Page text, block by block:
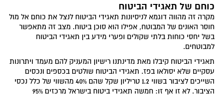
כוחם של תאגידי הביטוח
מקרה זה מהווה דוגמא לניסיונות תאגידי הביטוח לנצל את כוחם אל מול
חוסר האונים של המבוטח, אפילו הוא סוכן ביטוח. מצב זה מתאפשר
בשל יחסי כוחות בלתי שקולים ופערי מידע בין תאגידי הביטוח
למבוטחים.
תאגידי הביטוח קיבלו מאת מדינתנו רישיון המעניק להם מעמד ויתרונות
עסקיים שלא יסולאו בפז. תאגידי הביטוח שולטים בכספים ונכסים
השייכים לציבור בשווי 1.2 טריליון שקל שהם 40% מהשווי של כלל נכסי
הציבור. לא זו אף זו: חמשה תאגידי ביטוח בישראל מרכזים 95%